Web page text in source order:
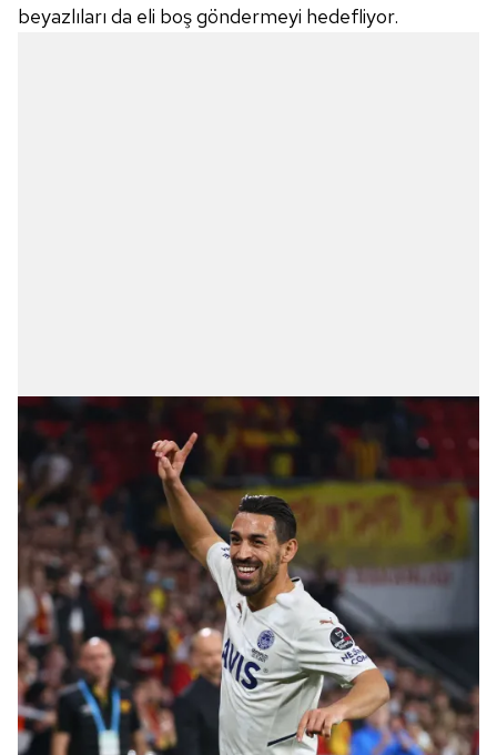
Sitemizde kendimize ve üçüncü kişilere ait çerezler
kullanılmaktadır. Bu çerezler vasıtasıyla çeşitli kişisel
hazırlanmış Aydınlatma Metnimizi okumak ve sitemizde
ilgili mevzuata uygun olarak kullanılan çerezlerle ilgili bilgi
almak için lütfen
tıklayınız .
beyazlıları da eli boş göndermeyi hedefliyor.